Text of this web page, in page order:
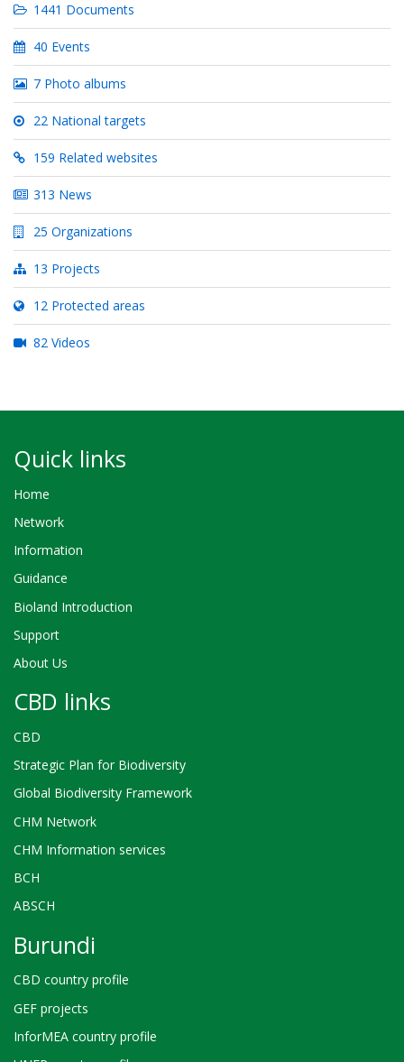
1441 Documents
40 Events
7 Photo albums
22 National targets
159 Related websites
313 News
25 Organizations
13 Projects
12 Protected areas
82 Videos
Quick links
Home
Network
Information
Guidance
Bioland Introduction
Support
About Us
CBD links
CBD
Strategic Plan for Biodiversity
Global Biodiversity Framework
CHM Network
CHM Information services
BCH
ABSCH
Burundi
CBD country profile
GEF projects
InforMEA country profile